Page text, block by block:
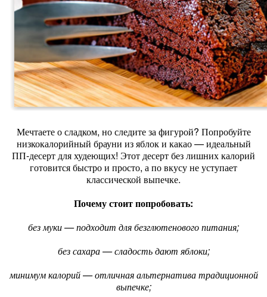
Мечтаете о сладком, но следите за фигурой? Попробуйте
низкокалорийный брауни из яблок и какао — идеальный
ПП‑десерт для худеющих! Этот десерт без лишних калорий
готовится быстро и просто, а по вкусу не уступает
классической выпечке.
Почему стоит попробовать:
без муки — подходит для безглютенового питания;
без сахара — сладость дают яблоки;
минимум калорий — отличная альтернатива традиционной
выпечке;